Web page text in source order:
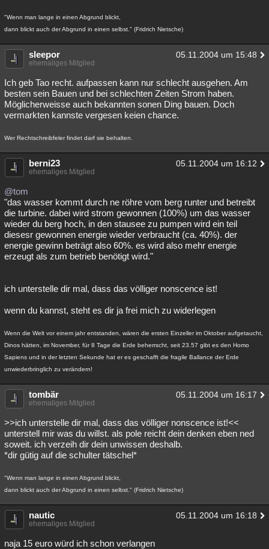
"Wenn man lange in einen Abgrund blickt,
dann blickt auch der Abgrund in einen selbst." (Fridrich Nietsche)
sleepor 05.11.2004 um 15:48
ehemaliges Mitglied
Ich geb Tao recht. aufpassen kann nur schlecht ausgehen. Am
besten sein Bauen und bei schlechten Zeiten Strom haben.
Möglicherweisse auch bekannten sonen Ding bauen. Doch
vermarkten kannste vergesen keien chance.
Wer Rechtschreibfeler findet darf sie behalten.
berni23 05.11.2004 um 16:12
ehemaliges Mitglied
@tom
"das wasser kommt durch ne röhre vom berg runter und betreibt
die turbine. dabei wird strom gewonnen (100%) um das wasser
wieder du berg hoch, in den stausee zu pumpen wird ein teil
diesesr gewonnen energie wieder verbraucht (ca. 40%). der
energie gewinn beträgt also 60%. es wird also mehr energie
erzeugt als zum betrieb benötigt wird."
ich unterstelle dir mal, dass das völliger nonscence ist!
wenn du kannst, steht es dir ja frei mich zu widerlegen
Wenn die Welt vor einem jahr entstanden, wären die ersten Einzeller im Oktober aufgetaucht,
Dinos hätten, im November, für 8 Tage die Erde beherrscht, seit 23.57 gibt es den Homo
Sapiens und in der letzten Sekunde hat er es geschafft die fragile Ballance der Erde
unwiederbringlich zu verändern!
tombär 05.11.2004 um 16:17
ehemaliges Mitglied
>>ich unterstelle dir mal, dass das völliger nonscence ist!<<
unterstell mir was du willst. als pole reicht dein denken eben ned
soweit. ich verzeih dir dein unwissen deshalb.
*dir gütig auf die schulter tätschel*
"Wenn man lange in einen Abgrund blickt,
dann blickt auch der Abgrund in einen selbst." (Fridrich Nietsche)
nautic 05.11.2004 um 16:18
ehemaliges Mitglied
naja 15 euro würd ich schon verlangen